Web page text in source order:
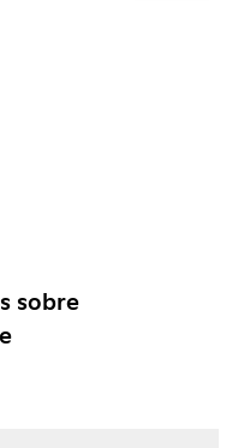
sobre